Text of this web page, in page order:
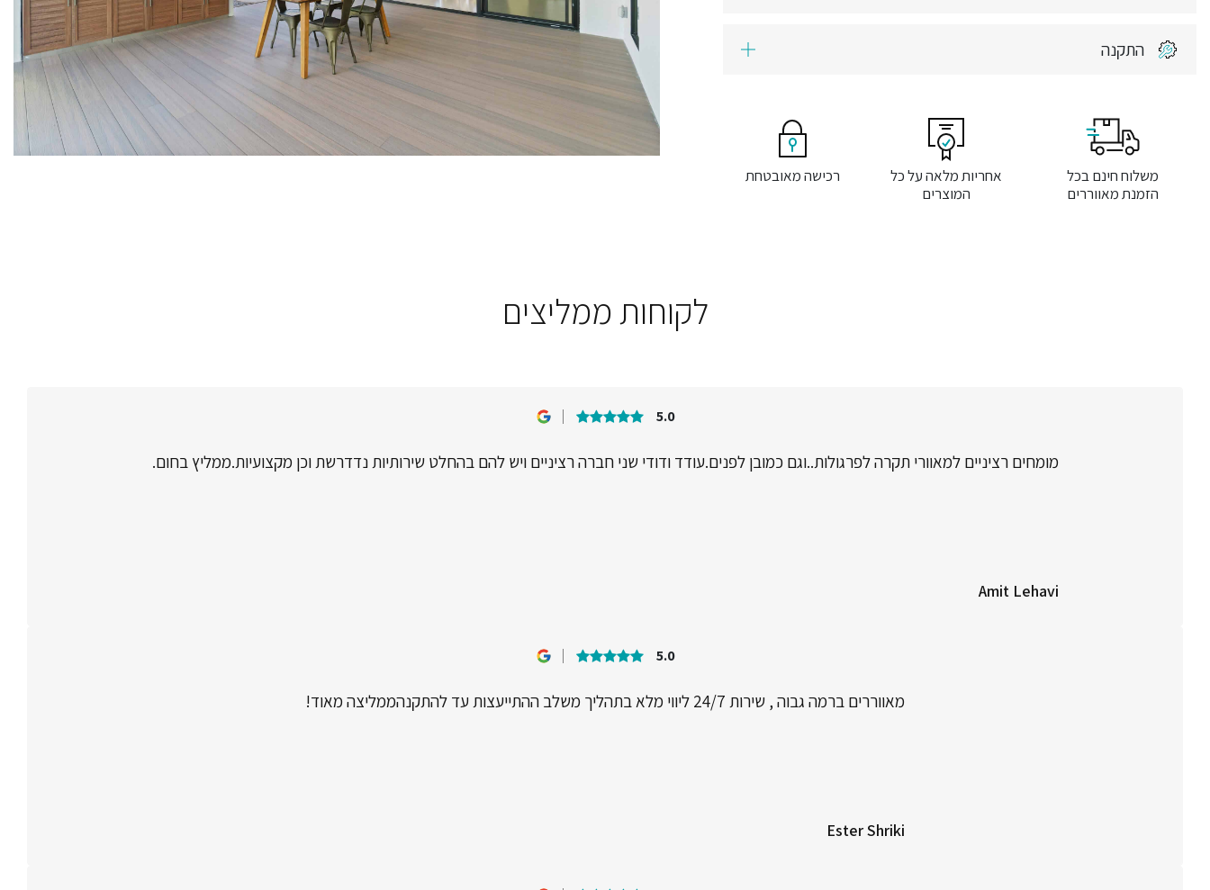
התקנה
משלוח חינם בכל
הזמנת מאווררים
אחריות מלאה על כל
המוצרים
רכישה מאובטחת
לקוחות ממליצים
5.0
מומחים רציניים למאוורי תקרה לפרגולות..וגם כמובן לפנים.עודד ודודי שני חברה רציניים ויש להם בהחלט שירותיות נדדרשת וכן מקצועיות.ממליץ בחום.
Amit Lehavi
5.0
מאווררים ברמה גבוה , שירות 24/7 ליווי מלא בתהליך משלב ההתייעצות עד להתקנהממליצה מאוד!
Ester Shriki